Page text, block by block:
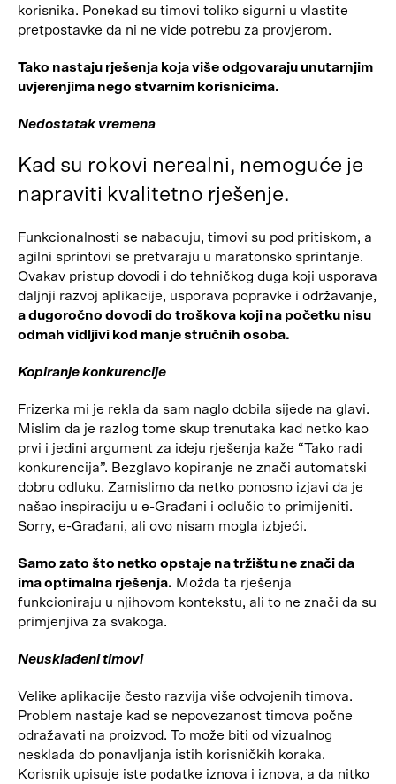
korisnika. Ponekad su timovi toliko sigurni u vlastite
pretpostavke da ni ne vide potrebu za provjerom.
Tako nastaju rješenja koja više odgovaraju unutarnjim
uvjerenjima nego stvarnim korisnicima.
Nedostatak vremena
Kad su rokovi nerealni, nemoguće je
napraviti kvalitetno rješenje.
Funkcionalnosti se nabacuju, timovi su pod pritiskom, a
agilni sprintovi se pretvaraju u maratonsko sprintanje.
Ovakav pristup dovodi i do tehničkog duga koji usporava
daljnji razvoj aplikacije, usporava popravke i održavanje,
a dugoročno dovodi do troškova koji na početku nisu
odmah vidljivi kod manje stručnih osoba.
Kopiranje konkurencije
Frizerka mi je rekla da sam naglo dobila sijede na glavi.
Mislim da je razlog tome skup trenutaka kad netko kao
prvi i jedini argument za ideju rješenja kaže “Tako radi
konkurencija”. Bezglavo kopiranje ne znači automatski
dobru odluku. Zamislimo da netko ponosno izjavi da je
našao inspiraciju u e-Građani i odlučio to primijeniti.
Sorry, e-Građani, ali ovo nisam mogla izbjeći.
Samo zato što netko opstaje na tržištu ne znači da
ima optimalna rješenja. Možda ta rješenja
funkcioniraju u njihovom kontekstu, ali to ne znači da su
primjenjiva za svakoga.
Neusklađeni timovi
Velike aplikacije često razvija više odvojenih timova.
Problem nastaje kad se nepovezanost timova počne
odražavati na proizvod. To može biti od vizualnog
nesklada do ponavljanja istih korisničkih koraka.
Korisnik upisuje iste podatke iznova i iznova, a da nitko